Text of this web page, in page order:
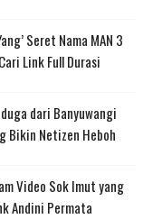
Seret Nama MAN 3
Link Full Durasi
dari Banyuwangi
Bikin Netizen Heboh
Video Sok Imut yang
Andini Permata